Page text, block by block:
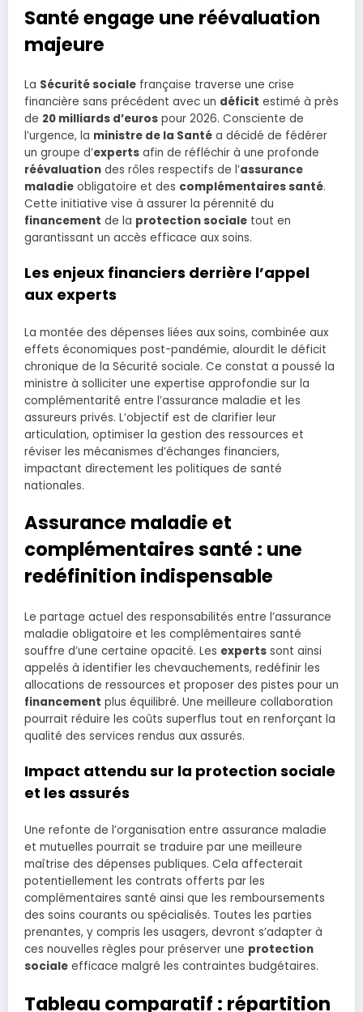
Santé engage une réévaluation
majeure
La Sécurité sociale française traverse une crise
financière sans précédent avec un déficit estimé à près
de 20 milliards d’euros pour 2026. Consciente de
l’urgence, la ministre de la Santé a décidé de fédérer
un groupe d’experts afin de réfléchir à une profonde
réévaluation des rôles respectifs de l’assurance
maladie obligatoire et des complémentaires santé.
Cette initiative vise à assurer la pérennité du
financement de la protection sociale tout en
garantissant un accès efficace aux soins.
Les enjeux financiers derrière l’appel
aux experts
La montée des dépenses liées aux soins, combinée aux
effets économiques post-pandémie, alourdit le déficit
chronique de la Sécurité sociale. Ce constat a poussé la
ministre à solliciter une expertise approfondie sur la
complémentarité entre l’assurance maladie et les
assureurs privés. L’objectif est de clarifier leur
articulation, optimiser la gestion des ressources et
réviser les mécanismes d’échanges financiers,
impactant directement les politiques de santé
nationales.
Assurance maladie et
complémentaires santé : une
redéfinition indispensable
Le partage actuel des responsabilités entre l’assurance
maladie obligatoire et les complémentaires santé
souffre d’une certaine opacité. Les experts sont ainsi
appelés à identifier les chevauchements, redéfinir les
allocations de ressources et proposer des pistes pour un
financement plus équilibré. Une meilleure collaboration
pourrait réduire les coûts superflus tout en renforçant la
qualité des services rendus aux assurés.
Impact attendu sur la protection sociale
et les assurés
Une refonte de l’organisation entre assurance maladie
et mutuelles pourrait se traduire par une meilleure
maîtrise des dépenses publiques. Cela affecterait
potentiellement les contrats offerts par les
complémentaires santé ainsi que les remboursements
des soins courants ou spécialisés. Toutes les parties
prenantes, y compris les usagers, devront s’adapter à
ces nouvelles règles pour préserver une protection
sociale efficace malgré les contraintes budgétaires.
Tableau comparatif : répartition